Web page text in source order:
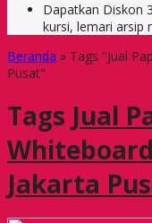
Dapatkan Diskon
kursi, lemari arsip
Beranda » Tags "Jual
Pusat"
Tags Jual
Jakarta